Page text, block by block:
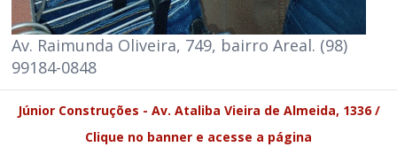
Av. Raimunda Oliveira, 749, bairro Areal. (98)
99184-0848
Júnior Construções - Av. Ataliba Vieira de Almeida, 1336 /
Clique no banner e acesse a página